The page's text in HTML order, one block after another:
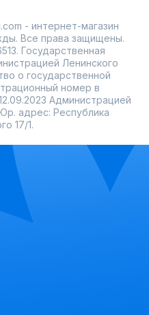
- интернет-магазин
Все права защищены.
Государственная
Ленинского
о государственной
номер в
Администрацией
адрес: Республика
17/1.